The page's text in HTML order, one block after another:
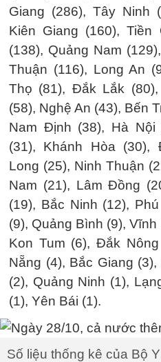
Giang (286), Tây Ninh
Kiên Giang (160),
(138), Quảng Nam
Thuận (116), Long An
Thọ (81), Đắk Lắk
(58), Nghệ An (43), Bến
Nam Định (38), Hà
(31), Khánh Hòa (30),
Long (25), Ninh Thuận
Nam (21), Lâm Đồng
(19), Bắc Ninh (12),
(9), Quảng Bình (9),
Kon Tum (6), Đắk
Nẵng (4), Bắc Giang
(2), Quảng Ninh (1),
(1), Yên Bái (1).
Số liệu thống kê của Bộ